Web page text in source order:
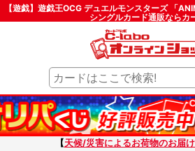
【遊戯】遊戯王OCG デュエルモンスターズ 「
シングルカード通販ならカ
【天候/災害によるお荷物のお届